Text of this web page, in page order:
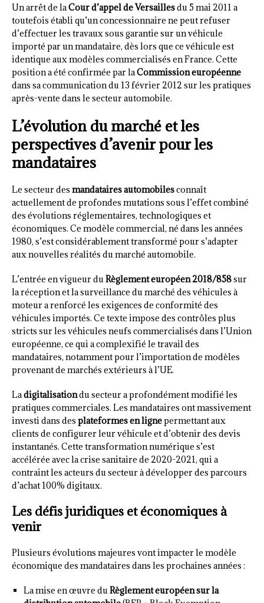
Un arrêt de laCour d’appel de Versaillesdu 5 mai 2011 a
toutefois établi qu’un concessionnaire ne peut refuser
d’effectuer les travaux sous garantie sur un véhicule
importé par un mandataire, dès lors que ce véhicule est
identique aux modèles commercialisés en France. Cette
position a été confirmée par laCommission européenne
dans sa communication du 13 février 2012 sur les pratiques
après-vente dans le secteur automobile.
L’évolution du marché et les
perspectives d’avenir pour les
mandataires
Le secteur des mandataires automobilesconnaît
actuellement de profondes mutations sous l’effet combiné
des évolutions réglementaires, technologiques et
économiques. Ce modèle commercial, né dans les années
1980, s’est considérablement transformé pour s’adapter
aux nouvelles réalités du marché automobile.
L’entrée en vigueur duRèglement européen 2018/858sur
la réception et la surveillance du marché des véhicules à
moteur a renforcé les exigences de conformité des
véhicules importés. Ce texte impose des contrôles plus
stricts sur les véhicules neufs commercialisés dans l’Union
européenne, ce qui a complexifié le travail des
mandataires, notamment pour l’importation de modèles
provenant de marchés extérieurs à l’UE.
Ladigitalisationdu secteur a profondément modifié les
pratiques commerciales. Les mandataires ont massivement
investi dans des plateformes en lignepermettant aux
clients de configurer leur véhicule et d’obtenir des devis
instantanés. Cette transformation numérique s’est
accélérée avec la crise sanitaire de 2020-2021, qui a
contraint les acteurs du secteur à développer des parcours
d’achat 100% digitaux.
Les défis juridiques et économiques à
venir
Plusieurs évolutions majeures vont impacter le modèle
économique des mandataires dans les prochaines années :
La mise en œuvre duRèglement européen sur la